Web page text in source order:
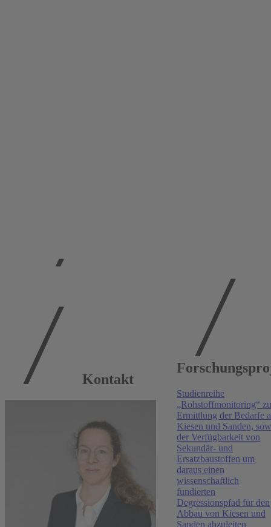
Ruhr Economic Papers #1162, 2025
The Marriage Squeeze: Measuring and Explaining
Marriage Market Dynamics in Sub-Saharan Africa
Christiaan De Swardt,
Renate Hartwig
Ruhr Economic Papers #1118, 2024
Moderation in Higher-Order Earnings Risk?
Evidence from German Cohorts
, Robin Jessen
Ruhr Economic Papers #1125, 2024
Studienreihe
„Rohstoffmonitoring“
Ermittlung der Bedarfe
Kiesen und Sanden,
der Verfügbarkeit von
Sekundär- und
Ersatzbaustoffen um
daraus einen
wissenschaftlich
fundierten
Degressionspfad für den
Abbau von Kiesen und
Sanden abzuleiten
Kontakt